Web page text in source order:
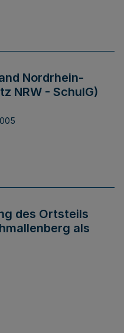
Nordrhein-
NRW - SchulG)
des Ortsteils
als